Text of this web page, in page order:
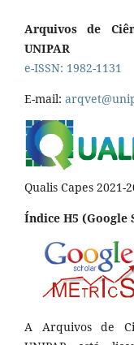
Arquivos de
UNIPAR
e-ISSN: 1982-1131
E-mail:
Qualis Capes 2021-
Índice H5 (Google
A Arquivos de